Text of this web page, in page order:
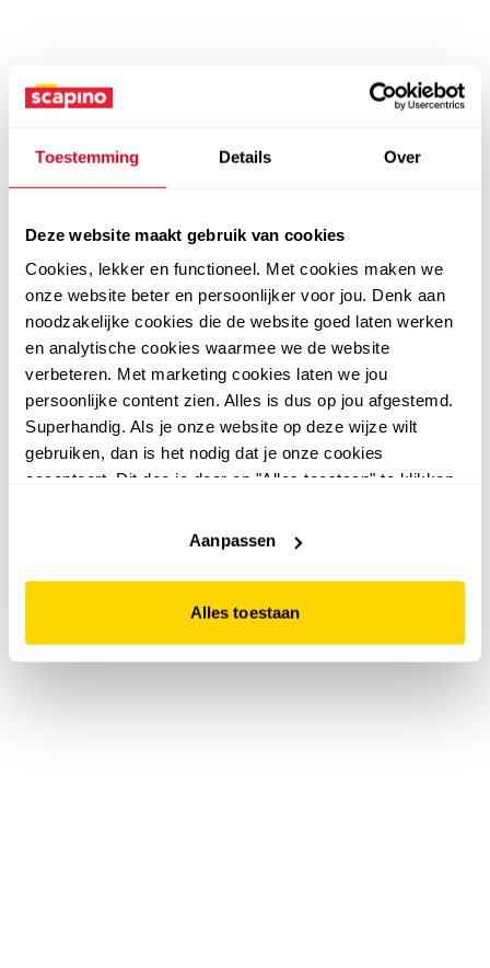
Toestemming Details Over
Deze website maakt gebruik van cookies
Cookies, lekker en functioneel. Met cookies maken we
onze website beter en persoonlijker voor jou. Denk aan
noodzakelijke cookies die de website goed laten werken
en analytische cookies waarmee we de website
verbeteren. Met marketing cookies laten we jou
persoonlijke content zien. Alles is dus op jou afgestemd.
Superhandig. Als je onze website op deze wijze wilt
gebruiken, dan is het nodig dat je onze cookies
accepteert. Dit doe je door op "Alles toestaan" te klikken.
website niet optimaal functioneert.
Aanpassen
Alles toestaan